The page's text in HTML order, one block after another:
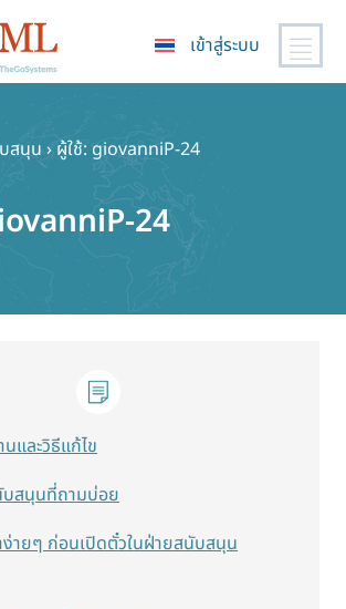
เข้าสู่ระบบ
สนุน › ผู้ใช้: giovanniP-24
24
และวิธีแก้ไข
สนุนที่ถามบ่อย
ายๆ ก่อนเปิดตั๋วในฝ่ายสนับสนุน